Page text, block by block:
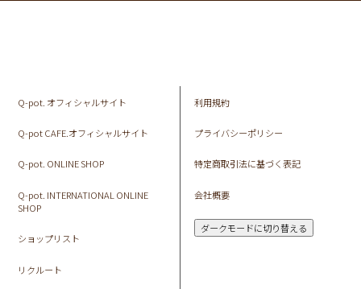
Q-pot. オフィシャルサイト
Q-pot CAFE.オフィシャルサイト
Q-pot. ONLINE SHOP
Q-pot. INTERNATIONAL ONLINE
SHOP
ショップリスト
リクルート
利用規約
プライバシーポリシー
特定商取引法に基づく表記
会社概要
ダークモードに切り替える